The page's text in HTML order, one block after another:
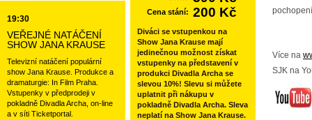
19:30
VEŘEJNÉ NATÁČENÍ
SHOW JANA KRAUSE
Televizní natáčení populární
show Jana Krause. Produkce a
dramaturgie: In Film Praha.
Vstupenky v předprodeji v
pokladně Divadla Archa, on-line
a v síti Ticketportal.
Více na
SJK na
Cena stání: 200 Kč
Diváci se vstupenkou na
Show Jana Krause mají
jedinečnou možnost získat
vstupenky na představení v
produkci Divadla Archa se
slevou 10%! Slevu si můžete
uplatnit při nákupu v
pokladně Divadla Archa. Sleva
neplatí na Show Jana Krause.